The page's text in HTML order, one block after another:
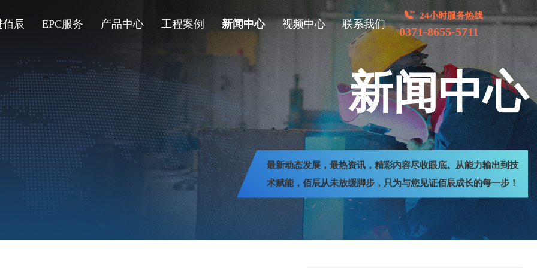
佰辰 EPC服务 产品中心 工程案例 新闻中心 视频中心 联系我们
24小时服务热线
0371-8655-5711
新闻中心
最新动态发展，最热资讯，精彩内容尽收眼底。从能力输出到技
术赋能，佰辰从未放缓脚步，只为与您见证佰辰成长的每一步！